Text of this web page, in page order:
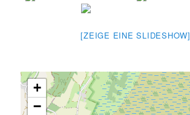
[ZEIGE EINE SLIDESHOW]
+
−